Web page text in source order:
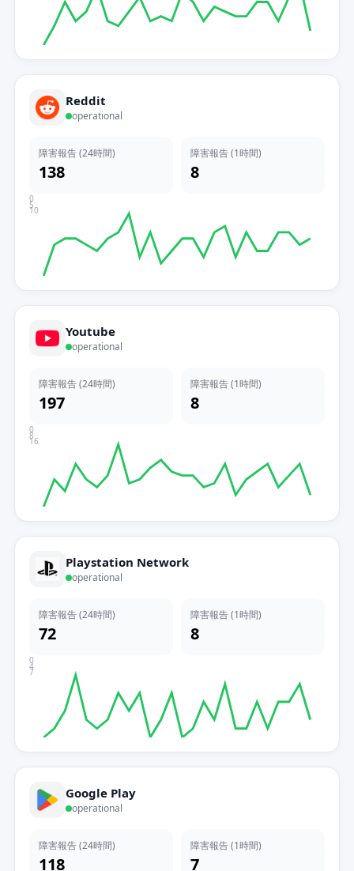
Reddit
operational
障害報告 (24時間)
138
障害報告 (1時間)
8
10
5
0
Youtube
operational
障害報告 (24時間)
197
障害報告 (1時間)
8
16
8
0
Playstation Network
operational
障害報告 (24時間)
72
障害報告 (1時間)
8
7
4
0
Google Play
operational
障害報告 (24時間)
118
障害報告 (1時間)
7